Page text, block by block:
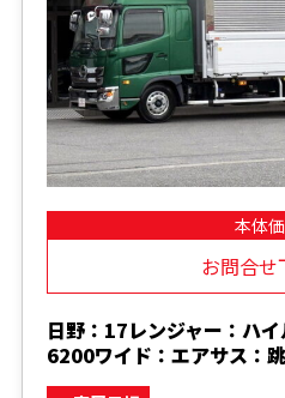
本体
お問合せ
日野：17レンジャー：ハイ
6200ワイド：エアサス：